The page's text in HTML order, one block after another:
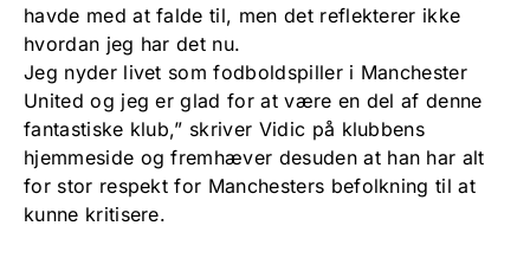
havde med at falde til, men det reflekterer ikke
hvordan jeg har det nu.
Jeg nyder livet som fodboldspiller i Manchester
United og jeg er glad for at være en del af denne
fantastiske klub,” skriver Vidic på klubbens
hjemmeside og fremhæver desuden at han har alt
for stor respekt for Manchesters befolkning til at
kunne kritisere.